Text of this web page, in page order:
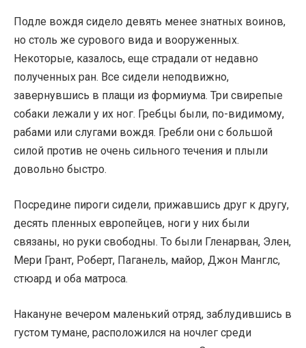
Подле вождя сидело девять менее знатных воинов,
но столь же сурового вида и вооруженных.
Некоторые, казалось, еще страдали от недавно
полученных ран. Все сидели неподвижно,
завернувшись в плащи из формиума. Три свирепые
собаки лежали у их ног. Гребцы были, по-видимому,
рабами или слугами вождя. Гребли они с большой
силой против не очень сильного течения и плыли
довольно быстро.
Посредине пироги сидели, прижавшись друг к другу,
десять пленных европейцев, ноги у них были
связаны, но руки свободны. То были Гленарван, Элен,
Мери Грант, Роберт, Паганель, майор, Джон Манглс,
стюард и оба матроса.
Накануне вечером маленький отряд, заблудившись в
густом тумане, расположился на ночлег среди